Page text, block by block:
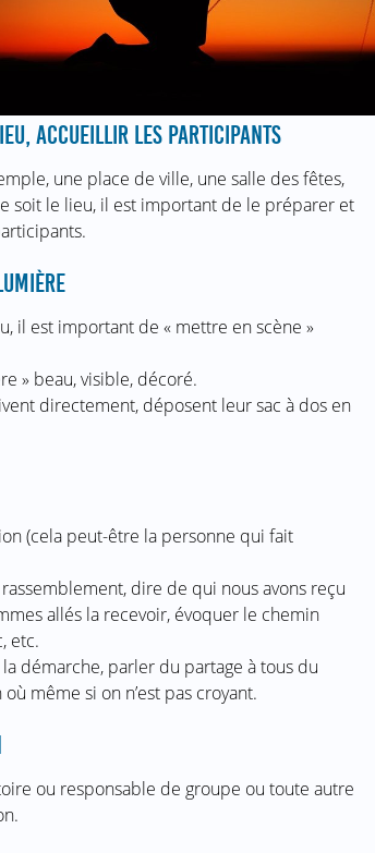
ACCUEILLIR LES PARTICIPANTS
une place de ville, une salle des fêtes,
soit le lieu, il est important de le préparer et
il est important de « mettre en scène »
» beau, visible, décoré.
directement, déposent leur sac à dos en
(cela peut-être la personne qui fait
dire de qui nous avons reçu
allés la recevoir, évoquer le chemin
etc.
démarche, parler du partage à tous du
même si on n’est pas croyant.
ou responsable de groupe ou toute autre